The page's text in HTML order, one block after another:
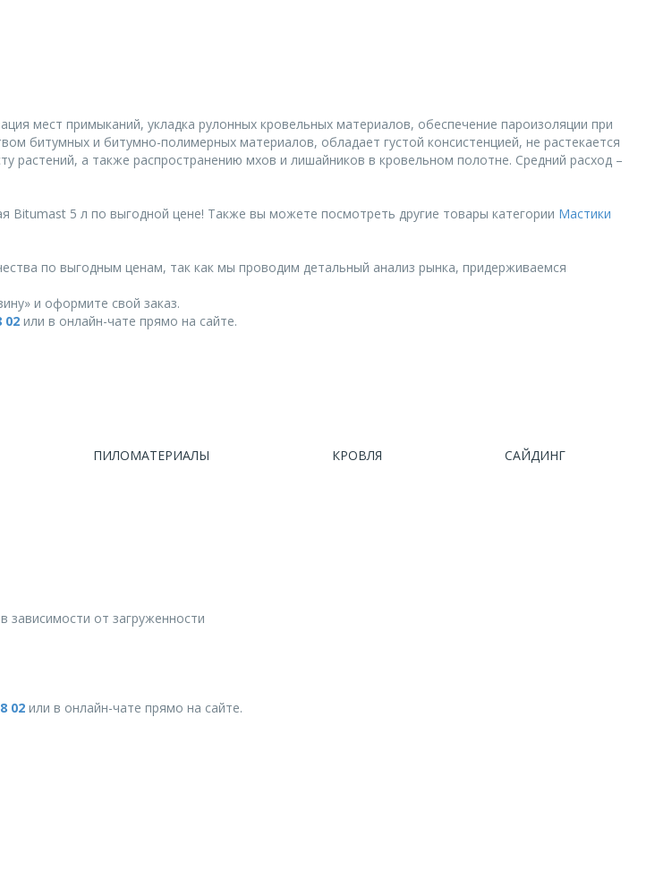
ПИЛОМАТЕРИАЛЫ КРОВЛЯ САЙДИНГ
мест примыканий, укладка рулонных кровельных материалов, обеспечение пароизоляции при
битумных и битумно-полимерных материалов, обладает густой консистенцией, не растекается
растений, а также распространению мхов и лишайников в кровельном полотне. Средний расход –
5 л по выгодной цене! Также вы можете посмотреть другие товары категории Мастики
по выгодным ценам, так как мы проводим детальный анализ рынка, придерживаемся
и оформите свой заказ.
02 или в онлайн-чате прямо на сайте.
зависимости от загруженности
02 или в онлайн-чате прямо на сайте.